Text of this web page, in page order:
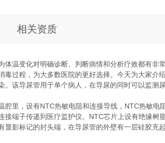
相关资质
体温变化对明确诊断、判断病情和分析疗效都有
毒过程，为大多数医院的更好选择。今天为大家介
该导尿管用于单个病人，在导尿的同时可以监测
里，设有NTC热敏电阻和连接导线，NTC热敏电
接端子传递到医疗监护仪。NTC芯片上设有绝缘
影标记的封头端，在导尿管的外壁有一层硅胶充